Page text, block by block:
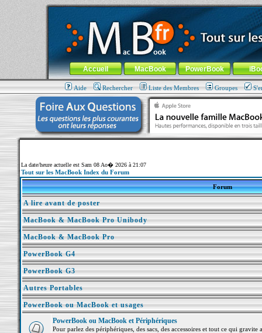
MacBook-fr.com : 100% Apple... 100% nomade !
Aller au contenu-Aller au menu général-Aller au menu de
Menu général
Accueil MacBook PowerBook
Aide Rechercher Liste des Membres Groupes
La date/heure actuelle est Sam 08 Ao� 2026 à 21:07
Tout sur les MacBook Index du Forum
Forum
A lire avant de poster
MacBook & MacBook Pro Unibody
MacBook & MacBook Pro
PowerBook G4
PowerBook G3
Autres Portables
PowerBook ou MacBook et usages
PowerBook ou MacBook et Périphériques
Pour parlez des périphériques, des sacs, des accessoires et tout ce qui